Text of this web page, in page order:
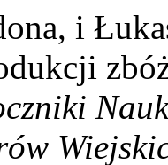
i